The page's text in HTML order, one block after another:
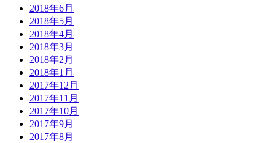
2018年6月
2018年5月
2018年4月
2018年3月
2018年2月
2018年1月
2017年12月
2017年11月
2017年10月
2017年9月
2017年8月